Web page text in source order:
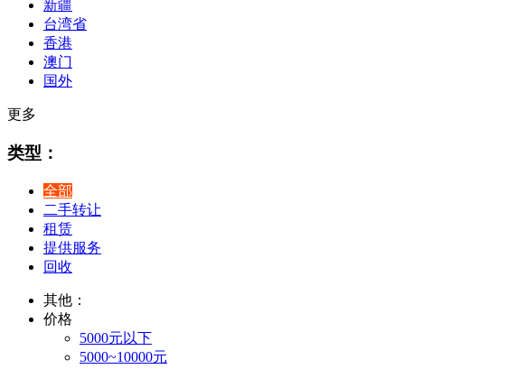
新疆
台湾省
香港
澳门
国外
更多
类型：
全部
二手转让
租赁
提供服务
回收
其他：
价格
5000元以下
5000~10000元